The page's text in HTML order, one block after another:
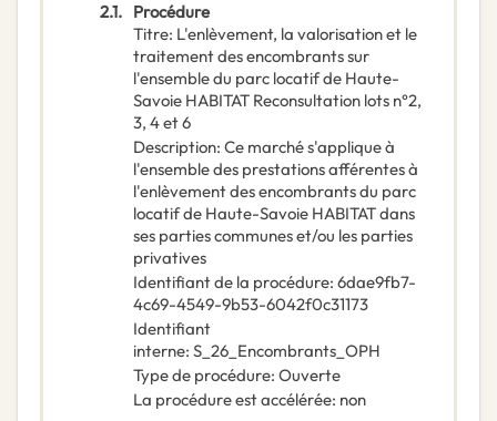
2.1. Procédure
Titre: L'enlèvement, la valorisation et le
traitement des encombrants sur
l'ensemble du parc locatif de Haute-
Savoie HABITAT Reconsultation lots n°2,
3, 4 et 6
Description: Ce marché s'applique à
l'ensemble des prestations afférentes à
l'enlèvement des encombrants du parc
locatif de Haute-Savoie HABITAT dans
ses parties communes et/ou les parties
privatives
Identifiant de la procédure: 6dae9fb7-
4c69-4549-9b53-6042f0c31173
Identifiant
interne: S_26_Encombrants_OPH
Type de procédure: Ouverte
La procédure est accélérée: non